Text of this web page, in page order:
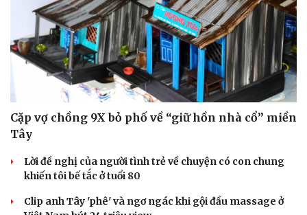
Thông tin doanh nghiệp
Doanh nghiệp 24h
Doanh nhân
Vì cộng đồng
Sành điệu
Tin Công nghệ
Trải nghiệm
Chuyển đổi số
Cặp vợ chồng 9X bỏ phố về “giữ hồn nhà cổ” miền
Tây
Lời đề nghị của người tình trẻ về chuyện có con chung
khiến tôi bế tắc ở tuổi 80
Clip anh Tây 'phê' và ngơ ngác khi gội đầu massage ở